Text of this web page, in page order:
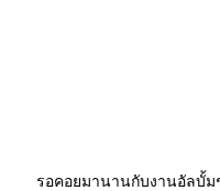
รอคอยมานานกับงานอัลบั้